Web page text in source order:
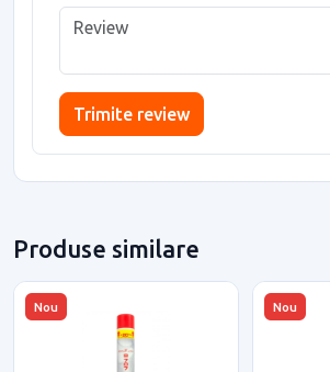
Trimite review
Produse similare
Nou Nou